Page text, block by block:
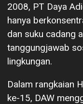
2008, PT Daya
hanya
dan suku cadang
tanggungjawab
lingkungan.
Dalam rangkaian
ke-15, DAW